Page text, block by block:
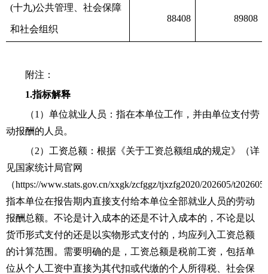
(十九)公共管理、社会保障
和社会组织
88408 89808
附注：
1.指标解释
（1）单位就业人员：指在本单位工作，并由单位支付劳
动报酬的人员。
（2）工资总额：根据《关于工资总额组成的规定》（详
见国家统计局官网
（https://www.stats.gov.cn/xxgk/zcfggz/tjxzfg2020/202605/
指本单位在报告期内直接支付给本单位全部就业人员的劳动
报酬总额。不论是计入成本的还是不计入成本的，不论是以
货币形式支付的还是以实物形式支付的，均应列入工资总额
的计算范围。需要明确的是，工资总额是税前工资，包括单
位从个人工资中直接为其代扣或代缴的个人所得税、社会保